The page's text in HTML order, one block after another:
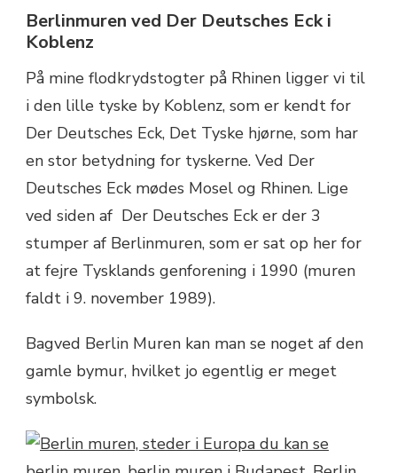
Berlinmuren ved Der Deutsches Eck i
Koblenz
På mine flodkrydstogter på Rhinen ligger vi til
i den lille tyske by Koblenz, som er kendt for
Der Deutsches Eck, Det Tyske hjørne, som har
en stor betydning for tyskerne. Ved Der
Deutsches Eck mødes Mosel og Rhinen. Lige
ved siden af Der Deutsches Eck er der 3
stumper af Berlinmuren, som er sat op her for
at fejre Tysklands genforening i 1990 (muren
faldt i 9. november 1989).
Bagved Berlin Muren kan man se noget af den
gamle bymur, hvilket jo egentlig er meget
symbolsk.